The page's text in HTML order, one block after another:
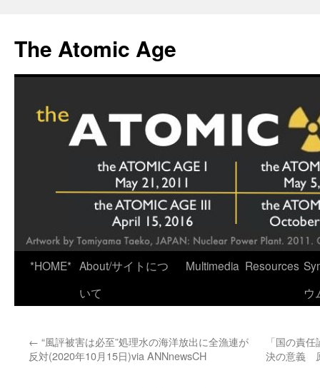
content
The Atomic Age
*HOME* About/サイトにつ
いて
Multimedia Resources
ウ
← “風評被害は必至”処理水の海洋放出に全漁連が
反対(2020年10月15日)via ANNnewsCH
「国の責
決の意義